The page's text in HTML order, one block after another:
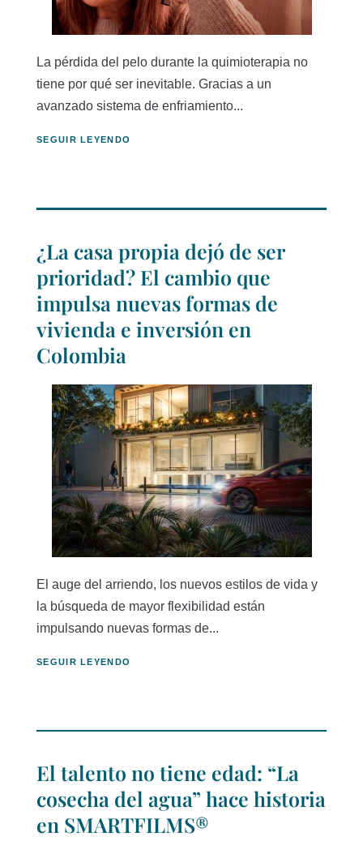
La pérdida del pelo durante la quimioterapia no
tiene por qué ser inevitable. Gracias a un
avanzado sistema de enfriamiento...
SEGUIR LEYENDO
¿La casa propia dejó de ser
prioridad? El cambio que
impulsa nuevas formas de
vivienda e inversión en
Colombia
El auge del arriendo, los nuevos estilos de vida y
la búsqueda de mayor flexibilidad están
impulsando nuevas formas de...
SEGUIR LEYENDO
El talento no tiene edad: “La
cosecha del agua” hace historia
en SMARTFILMS®